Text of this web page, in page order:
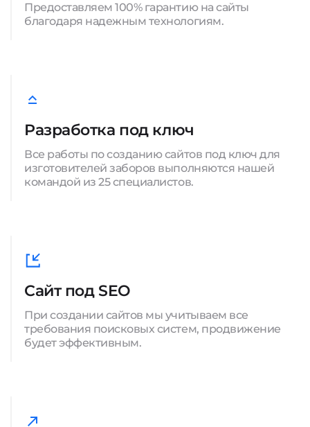
Предоставляем 100% гарантию на сайты
благодаря надежным технологиям.
Разработка под ключ
Все работы по созданию сайтов под ключ для
изготовителей заборов выполняются нашей
командой из 25 специалистов.
Сайт под SEO
При создании сайтов мы учитываем все
требования поисковых систем, продвижение
будет эффективным.